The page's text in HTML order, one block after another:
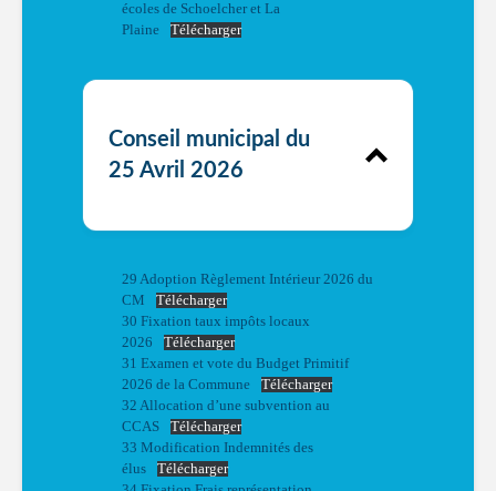
écoles de Schoelcher et La
Plaine
Télécharger
Conseil municipal du
25 Avril 2026
29 Adoption Règlement Intérieur 2026 du
CM
Télécharger
30 Fixation taux impôts locaux
2026
Télécharger
31 Examen et vote du Budget Primitif
2026 de la Commune
Télécharger
32 Allocation d’une subvention au
CCAS
Télécharger
33 Modification Indemnités des
élus
Télécharger